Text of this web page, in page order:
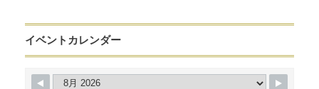
イベントカレンダー